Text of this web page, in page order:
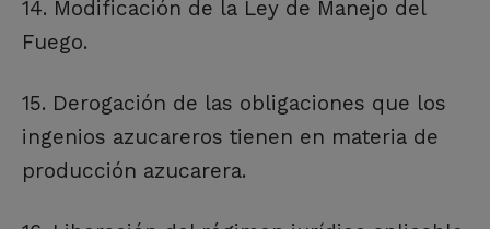
14. Modificación de la Ley de Manejo del
Fuego.
15. Derogación de las obligaciones que los
ingenios azucareros tienen en materia de
producción azucarera.